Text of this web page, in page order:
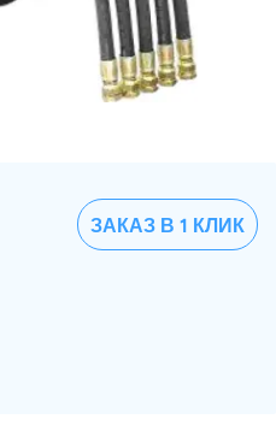
ЗАКАЗ В 1 КЛИК